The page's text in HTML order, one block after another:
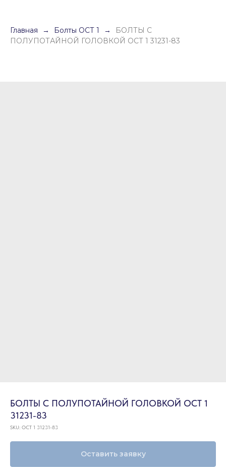
Главная Болты ОСТ 1
БОЛТЫ С
ПОЛУПОТАЙНОЙ ГОЛОВКОЙ ОСТ 1 31231-83
БОЛТЫ С ПОЛУПОТАЙНОЙ ГОЛОВКОЙ ОСТ 1
31231-83
SKU: ОСТ 1 31231-83
Оставить заявку